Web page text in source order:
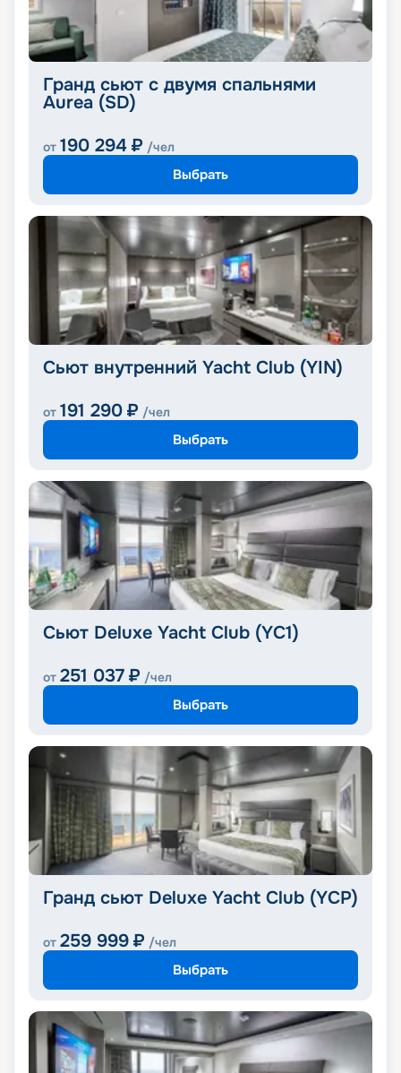
Гранд сьют с двумя спальнями
Aurea (SD)
от 190 294 ₽ /чел
Выбрать
Сьют внутренний Yacht Club (YIN)
от 191 290 ₽ /чел
Выбрать
Сьют Deluxe Yacht Club (YC1)
от 251 037 ₽ /чел
Выбрать
Гранд сьют Deluxe Yacht Club (YCP)
от 259 999 ₽ /чел
Выбрать